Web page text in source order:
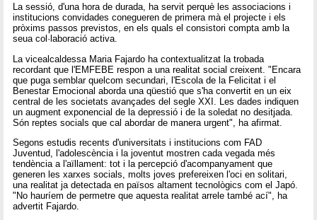
La sessió, d'una hora de durada, ha servit perquè les associacions i
institucions convidades conegueren de primera mà el projecte i els
pròxims passos previstos, en els quals el consistori compta amb la
seua col·laboració activa.
La vicealcaldessa Maria Fajardo ha contextualitzat la trobada
recordant que l'EMFEBE respon a una realitat social creixent. "Encara
que puga semblar quelcom secundari, l'Escola de la Felicitat i el
Benestar Emocional aborda una qüestió que s'ha convertit en un eix
central de les societats avançades del segle XXI. Les dades indiquen
un augment exponencial de la depressió i de la soledat no desitjada.
Són reptes socials que cal abordar de manera urgent", ha afirmat.
Segons estudis recents d'universitats i institucions com FAD
Juventud, l'adolescència i la joventut mostren cada vegada més
tendència a l'aïllament: tot i la percepció d'acompanyament que
generen les xarxes socials, molts joves prefereixen l'oci en solitari,
una realitat ja detectada en països altament tecnològics com el Japó.
"No hauríem de permetre que aquesta realitat arrele també ací", ha
advertit Fajardo.